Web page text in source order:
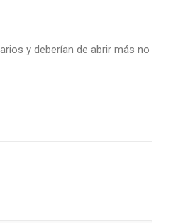
y deberían de abrir más no